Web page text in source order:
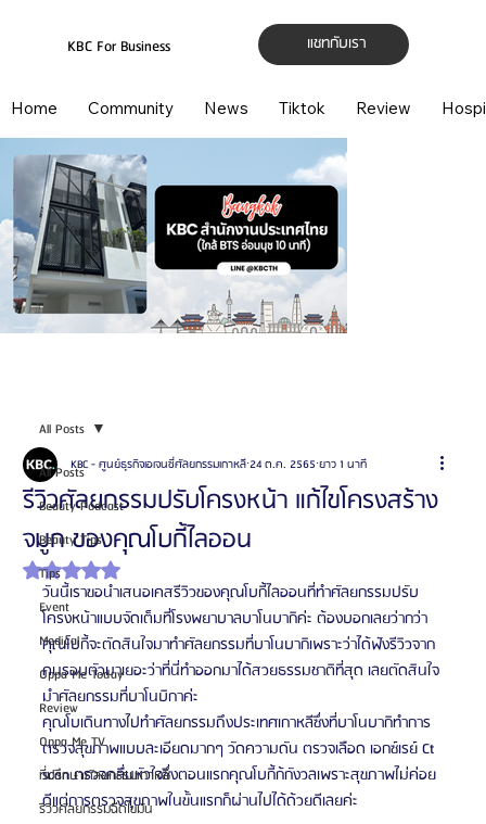
แชทกับเรา
KBC For Business
Home Community News Tiktok Review
All Posts
Beauty Podcast
Beauty Tips
Tips
Event
Medical
Oppa Me Today
Review
Oppa Me TV
ที่ปรึกษาศัลยกรรมเกาหลี
รีวิวศัลยกรรมฉีดไขมัน
All Posts
รีวิวศัลยกรรมปรับโครงหน้า แก้ไขโครงสร้าง
จมูก ของคุณโบกี้ไลออน
KBC - ศูนย์ธุรกิจเอเจนซี่ศัลยกรรมเกาหลี24 ต.ค. 2565 ยาว 1 นาที
ได้รับ NaN เต็ม 5 ดาว
วันนี้เราขอนำเสนอเคสรีวิวของคุณโบกี้ไลออนที่ทำศัลยกรรมปรับ
โครงหน้าแบบจัดเต็มที่โรงพยาบาลบาโนบากิค่ะ ต้องบอกเลยว่ากว่า
คุณโบกี้จะตัดสินใจมาทำศัลยกรรมที่บาโนบากิเพราะว่าได้ฟังรีวิวจาก
คนรอบตัวมาเยอะว่าที่นี่ทำออกมาได้สวยธรรมชาติที่สุด เลยตัดสินใจ
มำศัลยกรรมที่บาโนบิกาค่ะ
คุณโบเดินทางไปทำศัลยกรรมถึงประเทศเกาหลีซึ่งที่บาโนบากิทำการ
ตรวจสุขภาพแบบละเอียดมากๆ วัดความดัน ตรวจเลือด เอกซ์เรย์ Ct
scan ตรวจคลื่นหัวใจซึ่งตอนแรกคุณโบกี้ก้กังวลเพราะสุขภาพไม่ค่อย
ดีแต่การตรวจสุขภาพในขั้นแรกก็ผ่านไปได้ด้วยดีเลยค่ะ